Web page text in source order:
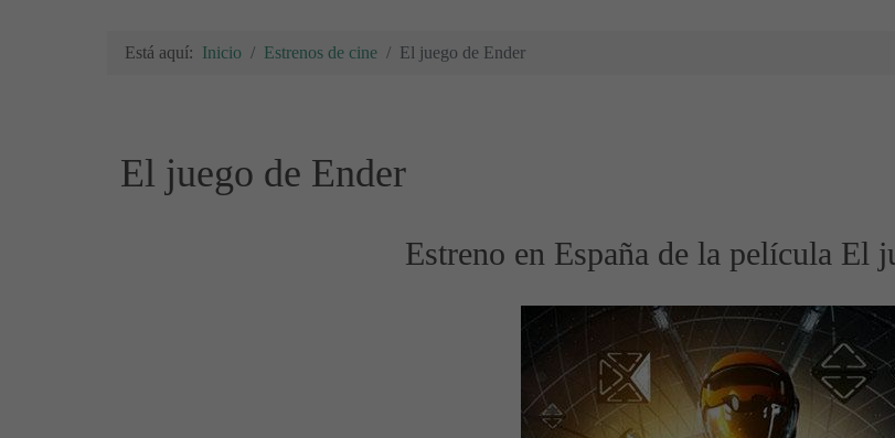
Está aquí: Inicio Estrenos de cine El juego de Ender
El juego de Ender
Estreno en España de la película El